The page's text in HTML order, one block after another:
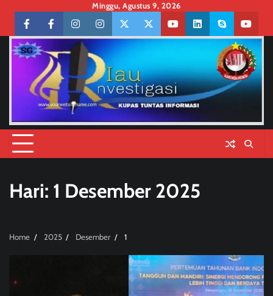
content
Minggu, Agustus 9, 2026
FacebookfacebookInstagraminstagramTwittertwitterYoutubelinkedinskype
Hari: 1 Desember 2025
Home 2025 Desember 1